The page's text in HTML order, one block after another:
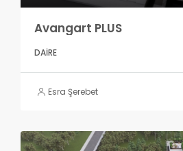
Avangart PLUS
DAIRE
Esra Şerebet